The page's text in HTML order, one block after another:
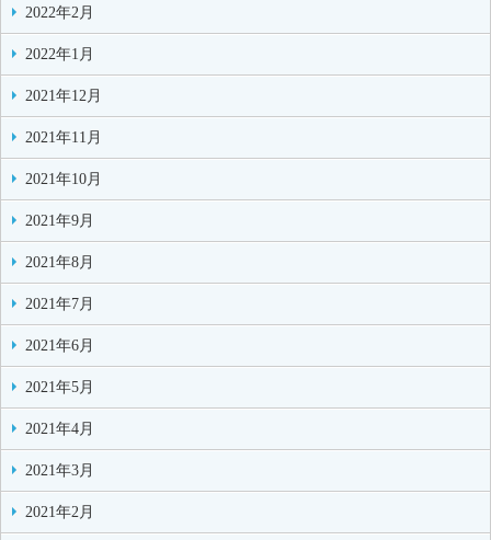
2022年2月
2022年1月
2021年12月
2021年11月
2021年10月
2021年9月
2021年8月
2021年7月
2021年6月
2021年5月
2021年4月
2021年3月
2021年2月